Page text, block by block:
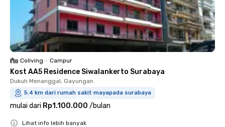
Coliving • Campur
Kost AA5 Residence Siwalankerto Surabaya
Dukuh Menanggal, Gayungan
5.4 km dari rumah sakit mayapada surabaya
mulai dari Rp1.100.000 /bulan
Lihat info lebih banyak